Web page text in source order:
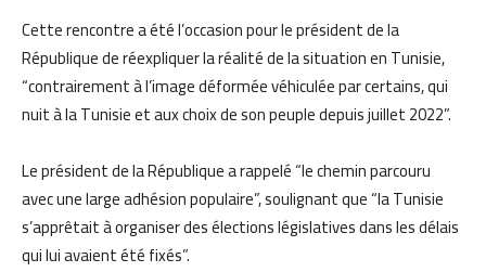
Cette rencontre a été l’occasion pour le président de la
République de réexpliquer la réalité de la situation en Tunisie,
“contrairement à l’image déformée véhiculée par certains, qui
nuit à la Tunisie et aux choix de son peuple depuis juillet 2022”.
Le président de la République a rappelé “le chemin parcouru
avec une large adhésion populaire”, soulignant que “la Tunisie
s’apprêtait à organiser des élections législatives dans les délais
qui lui avaient été fixés”.